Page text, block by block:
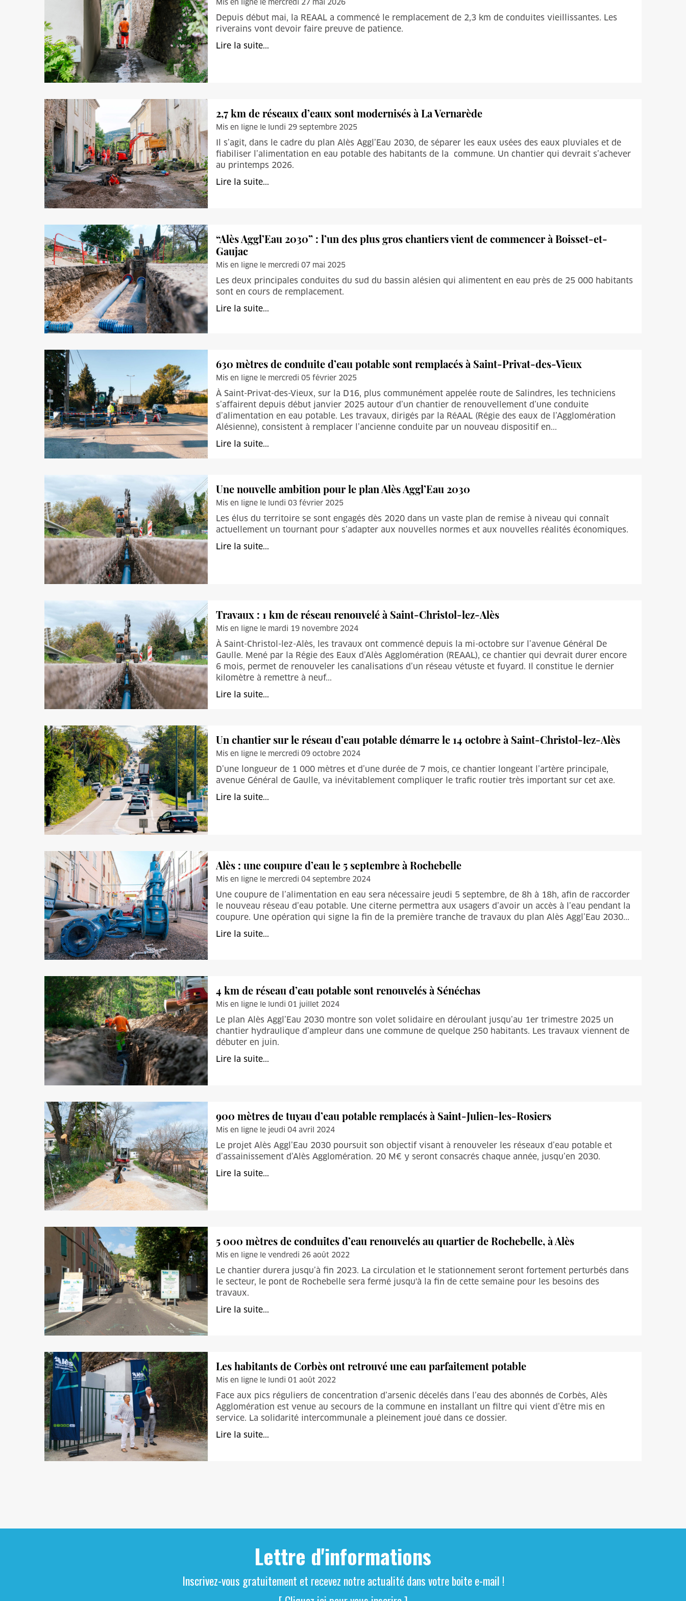
Mis en ligne le mercredi 27 mai 2026
Depuis début mai, la REAAL a commencé le remplacement de 2,3 km de conduites vieillissantes. Les
riverains vont devoir faire preuve de patience.
Lire la suite...
2,7 km de réseaux d’eaux sont modernisés à La Vernarède
Mis en ligne le lundi 29 septembre 2025
Il s’agit, dans le cadre du plan Alès Aggl’Eau 2030, de séparer les eaux usées des eaux pluviales et de
fiabiliser l’alimentation en eau potable des habitants de la ­ commune. Un chantier qui devrait s’achever
au printemps 2026.
Lire la suite...
“Alès Aggl’Eau 2030” : l’un des plus gros chantiers vient de commencer à Boisset-et-
Gaujac
Mis en ligne le mercredi 07 mai 2025
Les deux principales conduites du sud du bassin alésien qui alimentent en eau près de 25 000 habitants
sont en cours de remplacement.
Lire la suite...
630 mètres de conduite d’eau potable sont remplacés à Saint-Privat-des-Vieux
Mis en ligne le mercredi 05 février 2025
À Saint-Privat-des-Vieux, sur la D16, plus communément appelée route de Salindres, les techniciens
s’affairent depuis début janvier 2025 autour d’un chantier de renouvellement d’une conduite
d’alimentation en eau potable. Les travaux, dirigés par la RéAAL (Régie des eaux de l’Agglomération
Alésienne), consistent à remplacer l’ancienne conduite par un nouveau dispositif en...
Lire la suite...
Une nouvelle ambition pour le plan Alès Aggl’Eau 2030
Mis en ligne le lundi 03 février 2025
Les élus du territoire se sont engagés dès 2020 dans un vaste plan de remise à niveau qui connaît
actuellement un tournant pour s’adapter aux nouvelles normes et aux nouvelles réalités économiques.
Lire la suite...
Travaux : 1 km de réseau renouvelé à Saint-Christol-lez-Alès
Mis en ligne le mardi 19 novembre 2024
À Saint-Christol-lez-Alès, les travaux ont commencé depuis la mi-octobre sur l’avenue Général De
Gaulle. Mené par la Régie des Eaux d’Alès Agglomération (REAAL), ce chantier qui devrait durer encore
6 mois, permet de renouveler les canalisations d’un réseau vétuste et fuyard. Il constitue le dernier
kilomètre à remettre à neuf...
Lire la suite...
Un chantier sur le réseau d’eau potable démarre le 14 octobre à Saint-Christol-lez-Alès
Mis en ligne le mercredi 09 octobre 2024
D’une longueur de 1 000 mètres et d’une durée de 7 mois, ce chantier longeant l’artère principale,
avenue Général de Gaulle, va inévitablement compliquer le trafic routier très important sur cet axe.
Lire la suite...
Alès : une coupure d’eau le 5 septembre à Rochebelle
Mis en ligne le mercredi 04 septembre 2024
Une coupure de l’alimentation en eau sera nécessaire jeudi 5 septembre, de 8h à 18h, afin de raccorder
le nouveau réseau d’eau potable. Une citerne permettra aux usagers d’avoir un accès à l’eau pendant la
coupure. Une opération qui signe la fin de la première tranche de travaux du plan Alès Aggl’Eau 2030...
Lire la suite...
4 km de réseau d’eau potable sont renouvelés à Sénéchas
Mis en ligne le lundi 01 juillet 2024
Le plan Alès Aggl’Eau 2030 montre son volet solidaire en déroulant jusqu’au 1er trimestre 2025 un
chantier hydraulique d’ampleur dans une commune de quelque 250 habitants. Les travaux viennent de
débuter en juin.
Lire la suite...
900 mètres de tuyau d’eau potable remplacés à Saint-Julien-les-Rosiers
Mis en ligne le jeudi 04 avril 2024
Le projet Alès Aggl’Eau 2030 poursuit son objectif visant à renouveler les réseaux d’eau potable et
d’assainissement d’Alès Agglomération. 20 M€ y seront consacrés chaque année, jusqu’en 2030.
Lire la suite...
5 000 mètres de conduites d’eau renouvelés au quartier de Rochebelle, à Alès
Mis en ligne le vendredi 26 août 2022
Le chantier durera jusqu’à fin 2023. La circulation et le stationnement seront fortement perturbés dans
le secteur, le pont de Rochebelle sera fermé jusqu'à la fin de cette semaine pour les besoins des
travaux.
Lire la suite...
Les habitants de Corbès ont retrouvé une eau parfaitement potable
Mis en ligne le lundi 01 août 2022
Face aux pics réguliers de concentration d’arsenic décelés dans l’eau des abonnés de Corbès, Alès
Agglomération est venue au secours de la commune en installant un filtre qui vient d’être mis en
service. La solidarité intercommunale a pleinement joué dans ce dossier.
Lire la suite...
Lettre d'informations
Inscrivez-vous gratuitement et recevez notre actualité dans votre boite e-mail !